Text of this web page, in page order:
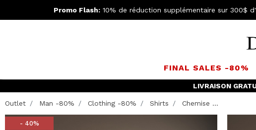
Promo Flash:10% de réduction supplémentaire sur 300$
FINAL SALES -80%
LIVRAISON
Outlet Man -80% Clothing -80% Shirts Chemise ...
- 40%